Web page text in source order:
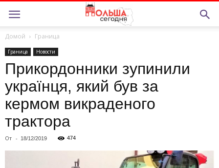
Домой Граница
Граница Новости
Прикордонники зупинили
українця, який був за
кермом викраденого
трактора
От - 18/12/2019 474